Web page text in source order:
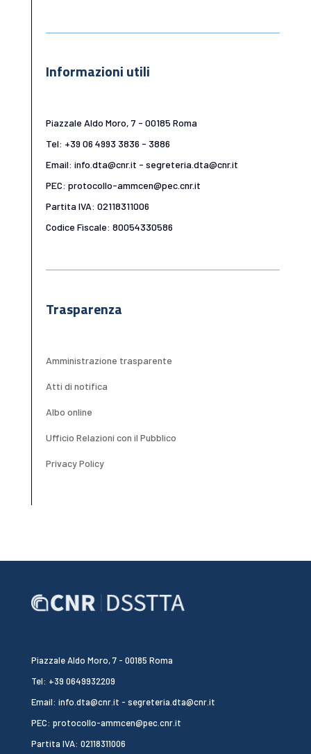
Informazioni utili
Piazzale Aldo Moro, 7 - 00185 Roma
Tel: +39 06 4993 3836 - 3886
Email: info.dta@cnr.it - segreteria.dta@cnr.it
PEC: protocollo-ammcen@pec.cnr.it
Partita IVA: 02118311006
Codice Fiscale: 80054330586
Trasparenza
Amministrazione trasparente
Atti di notifica
Albo online
Ufficio Relazioni con il Pubblico
Privacy Policy
Piazzale Aldo Moro, 7 - 00185 Roma
Tel: +39 0649932209
Email: info.dta@cnr.it - segreteria.dta@cnr.it
PEC: protocollo-ammcen@pec.cnr.it
Partita IVA: 02118311006